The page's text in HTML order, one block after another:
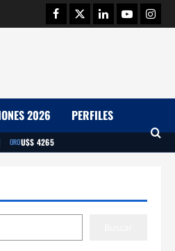
Facebook
TwitterLinkedinYoutube
2026 PERFILES
OROU$S 4265